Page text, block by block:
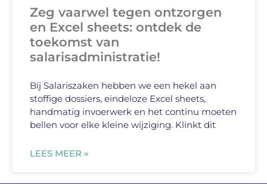
Zeg vaarwel tegen ontzorgen
en Excel sheets: ontdek de
toekomst van
salarisadministratie!
Bij Salariszaken hebben we een hekel aan
stoffige dossiers, eindeloze Excel sheets,
handmatig invoerwerk en het continu moeten
bellen voor elke kleine wijziging. Klinkt dit
LEES MEER »